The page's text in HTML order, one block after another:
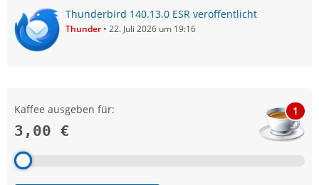
Thunderbird 140.13.0 ESR veröffentlicht
Thunder 22. Juli 2026 um 19:16
Kaffee ausgeben für:
3,00 €
1